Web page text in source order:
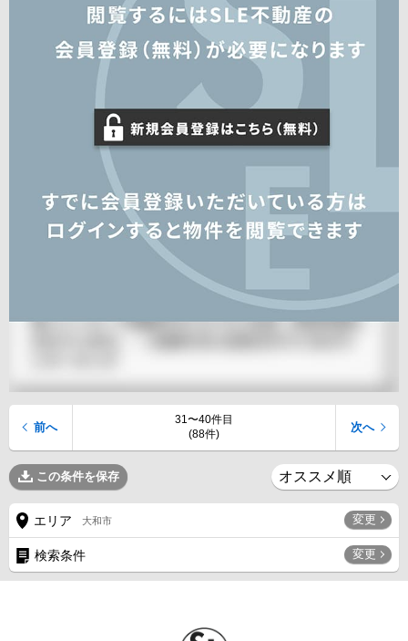
31〜40件目
(88件)
前へ 次へ
この条件を保存
エリア 大和市 変更
検索条件 変更